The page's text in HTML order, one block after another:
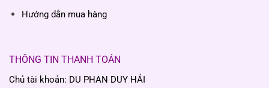
Hướng dẫn mua hàng
THÔNG TIN THANH TOÁN
Chủ tài khoản: DU PHAN DUY HẢI